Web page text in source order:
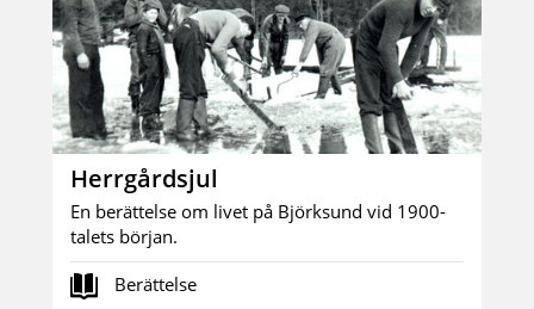
Herrgårdsjul
En berättelse om livet på Björksund vid 1900-
talets början.
Berättelse